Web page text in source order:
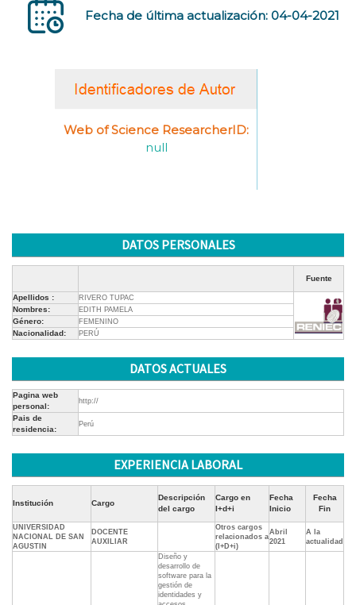
Fecha de última actualización: 04-04-2021
Web of Science ResearcherID:
null
DATOS PERSONALES
Fuente
Apellidos : RIVERO TUPAC
Nombres: EDITH PAMELA
Género: FEMENINO
Nacionalidad: PERÚ
DATOS ACTUALES
Pagina web
personal:
http://
Pais de
residencia:
Perú
EXPERIENCIA LABORAL
Institución Cargo
Descripción
del cargo
Cargo en
I+d+i
Fecha
Inicio
Fecha
Fin
UNIVERSIDAD
NACIONAL DE SAN
AGUSTIN
DOCENTE
AUXILIAR
Otros cargos
relacionados a
(I+D+i)
Abril
2021
A la
actualidad
Diseño y
desarrollo de
software para la
gestión de
identidades y